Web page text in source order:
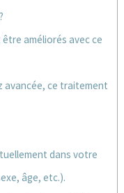
améliorés avec ce
avancée, ce traitement
dans votre
âge, etc.).